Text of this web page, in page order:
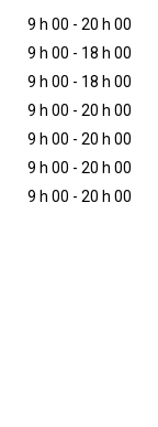
9 h 00 - 20 h 00
9 h 00 - 18 h 00
9 h 00 - 18 h 00
9 h 00 - 20 h 00
9 h 00 - 20 h 00
9 h 00 - 20 h 00
9 h 00 - 20 h 00